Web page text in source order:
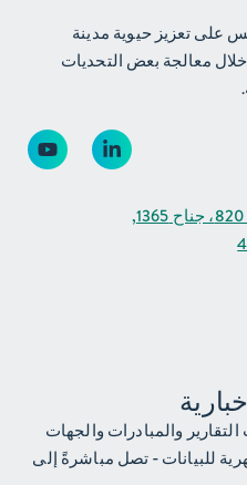
على تعزيز حيوية مدينة
خلال معالجة بعض التحديات
والمبادرات والجهات
للبيانات - تصل مباشرةً إلى